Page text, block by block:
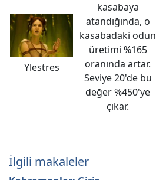
Ylestres
kasabaya
atandığında, o
kasabadaki odun
üretimi %165
oranında artar.
Seviye 20'de bu
değer %450'ye
çıkar.
İlgili makaleler